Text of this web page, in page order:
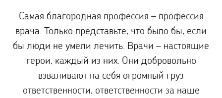
Самая благородная профессия – профессия
врача. Только представьте, что было бы, если
бы люди не умели лечить. Врачи – настоящие
герои, каждый из них. Они добровольно
взваливают на себя огромный груз
ответственности, ответственности за наше